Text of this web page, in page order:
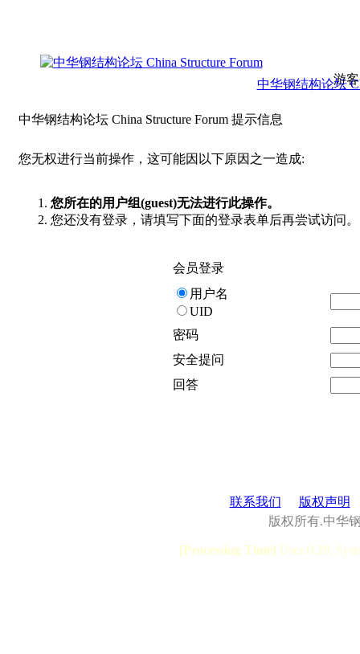
游
中华钢结构论坛
中华钢结构论坛 China Structure Forum 提示信息
您无权进行当前操作，这可能因以下原因之一造成:
您所在的用户组(guest)无法进行此操作。
您还没有登录，请填写下面的登录表单后再尝试访问。
会员登录
用户名
UID
密码
安全提问
回答
联系我们
版权声明
版权所有.中华
[Processing Time] User:0.28,